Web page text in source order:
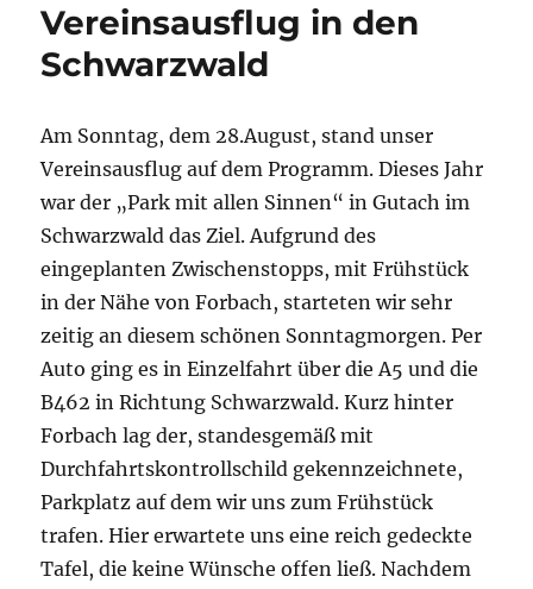
Vereinsausflug in den
Schwarzwald
Am Sonntag, dem 28.August, stand unser
Vereinsausflug auf dem Programm. Dieses Jahr
war der „Park mit allen Sinnen“ in Gutach im
Schwarzwald das Ziel. Aufgrund des
eingeplanten Zwischenstopps, mit Frühstück
in der Nähe von Forbach, starteten wir sehr
zeitig an diesem schönen Sonntagmorgen. Per
Auto ging es in Einzelfahrt über die A5 und die
B462 in Richtung Schwarzwald. Kurz hinter
Forbach lag der, standesgemäß mit
Durchfahrtskontrollschild gekennzeichnete,
Parkplatz auf dem wir uns zum Frühstück
trafen. Hier erwartete uns eine reich gedeckte
Tafel, die keine Wünsche offen ließ. Nachdem